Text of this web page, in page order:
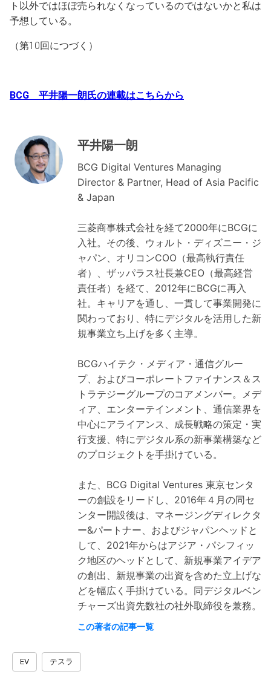
ト以外ではほぼ売られなくなっているのではないかと私は
予想している。
（第10回につづく）
BCG 平井陽一朗氏の連載はこちらから
平井陽一朗
BCG Digital Ventures Managing
Director & Partner, Head of Asia Pacific
& Japan
三菱商事株式会社を経て2000年にBCGに
入社。その後、ウォルト・ディズニー・ジ
ャパン、オリコンCOO（最高執行責任
者）、ザッパラス社長兼CEO（最高経営
責任者）を経て、2012年にBCGに再入
社。キャリアを通し、一貫して事業開発に
関わっており、特にデジタルを活用した新
規事業立ち上げを多く主導。
BCGハイテク・メディア・通信グルー
プ、およびコーポレートファイナンス＆ス
トラテジーグループのコアメンバー。メデ
ィア、エンターテインメント、通信業界を
中心にアライアンス、成長戦略の策定・実
行支援、特にデジタル系の新事業構築など
のプロジェクトを手掛けている。
また、BCG Digital Ventures 東京センタ
ーの創設をリードし、2016年４月の同セ
ンター開設後は、マネージングディレクタ
ー&パートナー、およびジャパンヘッドと
して、2021年からはアジア・パシフィッ
ク地区のヘッドとして、新規事業アイデア
の創出、新規事業の出資を含めた立上げな
どを幅広く手掛けている。同デジタルベン
チャーズ出資先数社の社外取締役を兼務。
この著者の記事一覧
EV テスラ